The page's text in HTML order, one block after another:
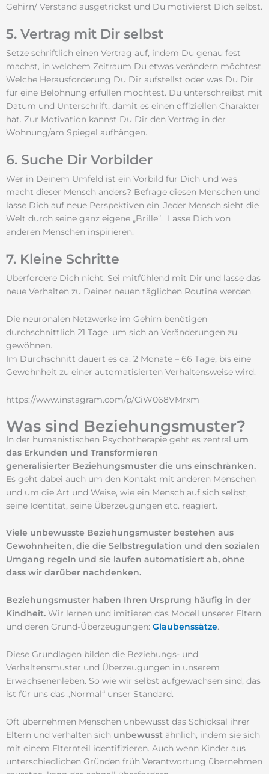
Gehirn/ Verstand ausgetrickst und Du motivierst Dich selbst.
5. Vertrag mit Dir selbst
Setze schriftlich einen Vertrag auf, indem Du genau fest
machst, in welchem Zeitraum Du etwas verändern möchtest.
Welche Herausforderung Du Dir aufstellst oder was Du Dir
für eine Belohnung erfüllen möchtest. Du unterschreibst mit
Datum und Unterschrift, damit es einen offiziellen Charakter
hat. Zur Motivation kannst Du Dir den Vertrag in der
Wohnung/am Spiegel aufhängen.
6. Suche Dir Vorbilder
Wer in Deinem Umfeld ist ein Vorbild für Dich und was
macht dieser Mensch anders? Befrage diesen Menschen und
lasse Dich auf neue Perspektiven ein. Jeder Mensch sieht die
Welt durch seine ganz eigene „Brille“. Lasse Dich von
anderen Menschen inspirieren.
7. Kleine Schritte
Überfordere Dich nicht. Sei mitfühlend mit Dir und lasse das
neue Verhalten zu Deiner neuen täglichen Routine werden.
Die neuronalen Netzwerke im Gehirn benötigen
durchschnittlich 21 Tage, um sich an Veränderungen zu
gewöhnen.
Im Durchschnitt dauert es ca. 2 Monate – 66 Tage, bis eine
Gewohnheit zu einer automatisierten Verhaltensweise wird.
https://www.instagram.com/p/CiW068VMrxm
Was sind Beziehungsmuster?
In der humanistischen Psychotherapie geht es zentral um
das Erkunden und Transformieren
generalisierter Beziehungsmuster die uns einschränken.
Es geht dabei auch um den Kontakt mit anderen Menschen
und um die Art und Weise, wie ein Mensch auf sich selbst,
seine Identität, seine Überzeugungen etc. reagiert.
Viele unbewusste Beziehungsmuster bestehen aus
Gewohnheiten, die die Selbstregulation und den sozialen
Umgang regeln und sie laufen automatisiert ab, ohne
dass wir darüber nachdenken.
Beziehungsmuster haben Ihren Ursprung häufig in der
Kindheit. Wir lernen und imitieren das Modell unserer Eltern
und deren Grund-Überzeugungen: Glaubenssätze.
Diese Grundlagen bilden die Beziehungs- und
Verhaltensmuster und Überzeugungen in unserem
Erwachsenenleben. So wie wir selbst aufgewachsen sind, das
ist für uns das „Normal“ unser Standard.
Oft übernehmen Menschen unbewusst das Schicksal ihrer
Eltern und verhalten sich unbewusst ähnlich, indem sie sich
mit einem Elternteil identifizieren. Auch wenn Kinder aus
unterschiedlichen Gründen früh Verantwortung übernehmen